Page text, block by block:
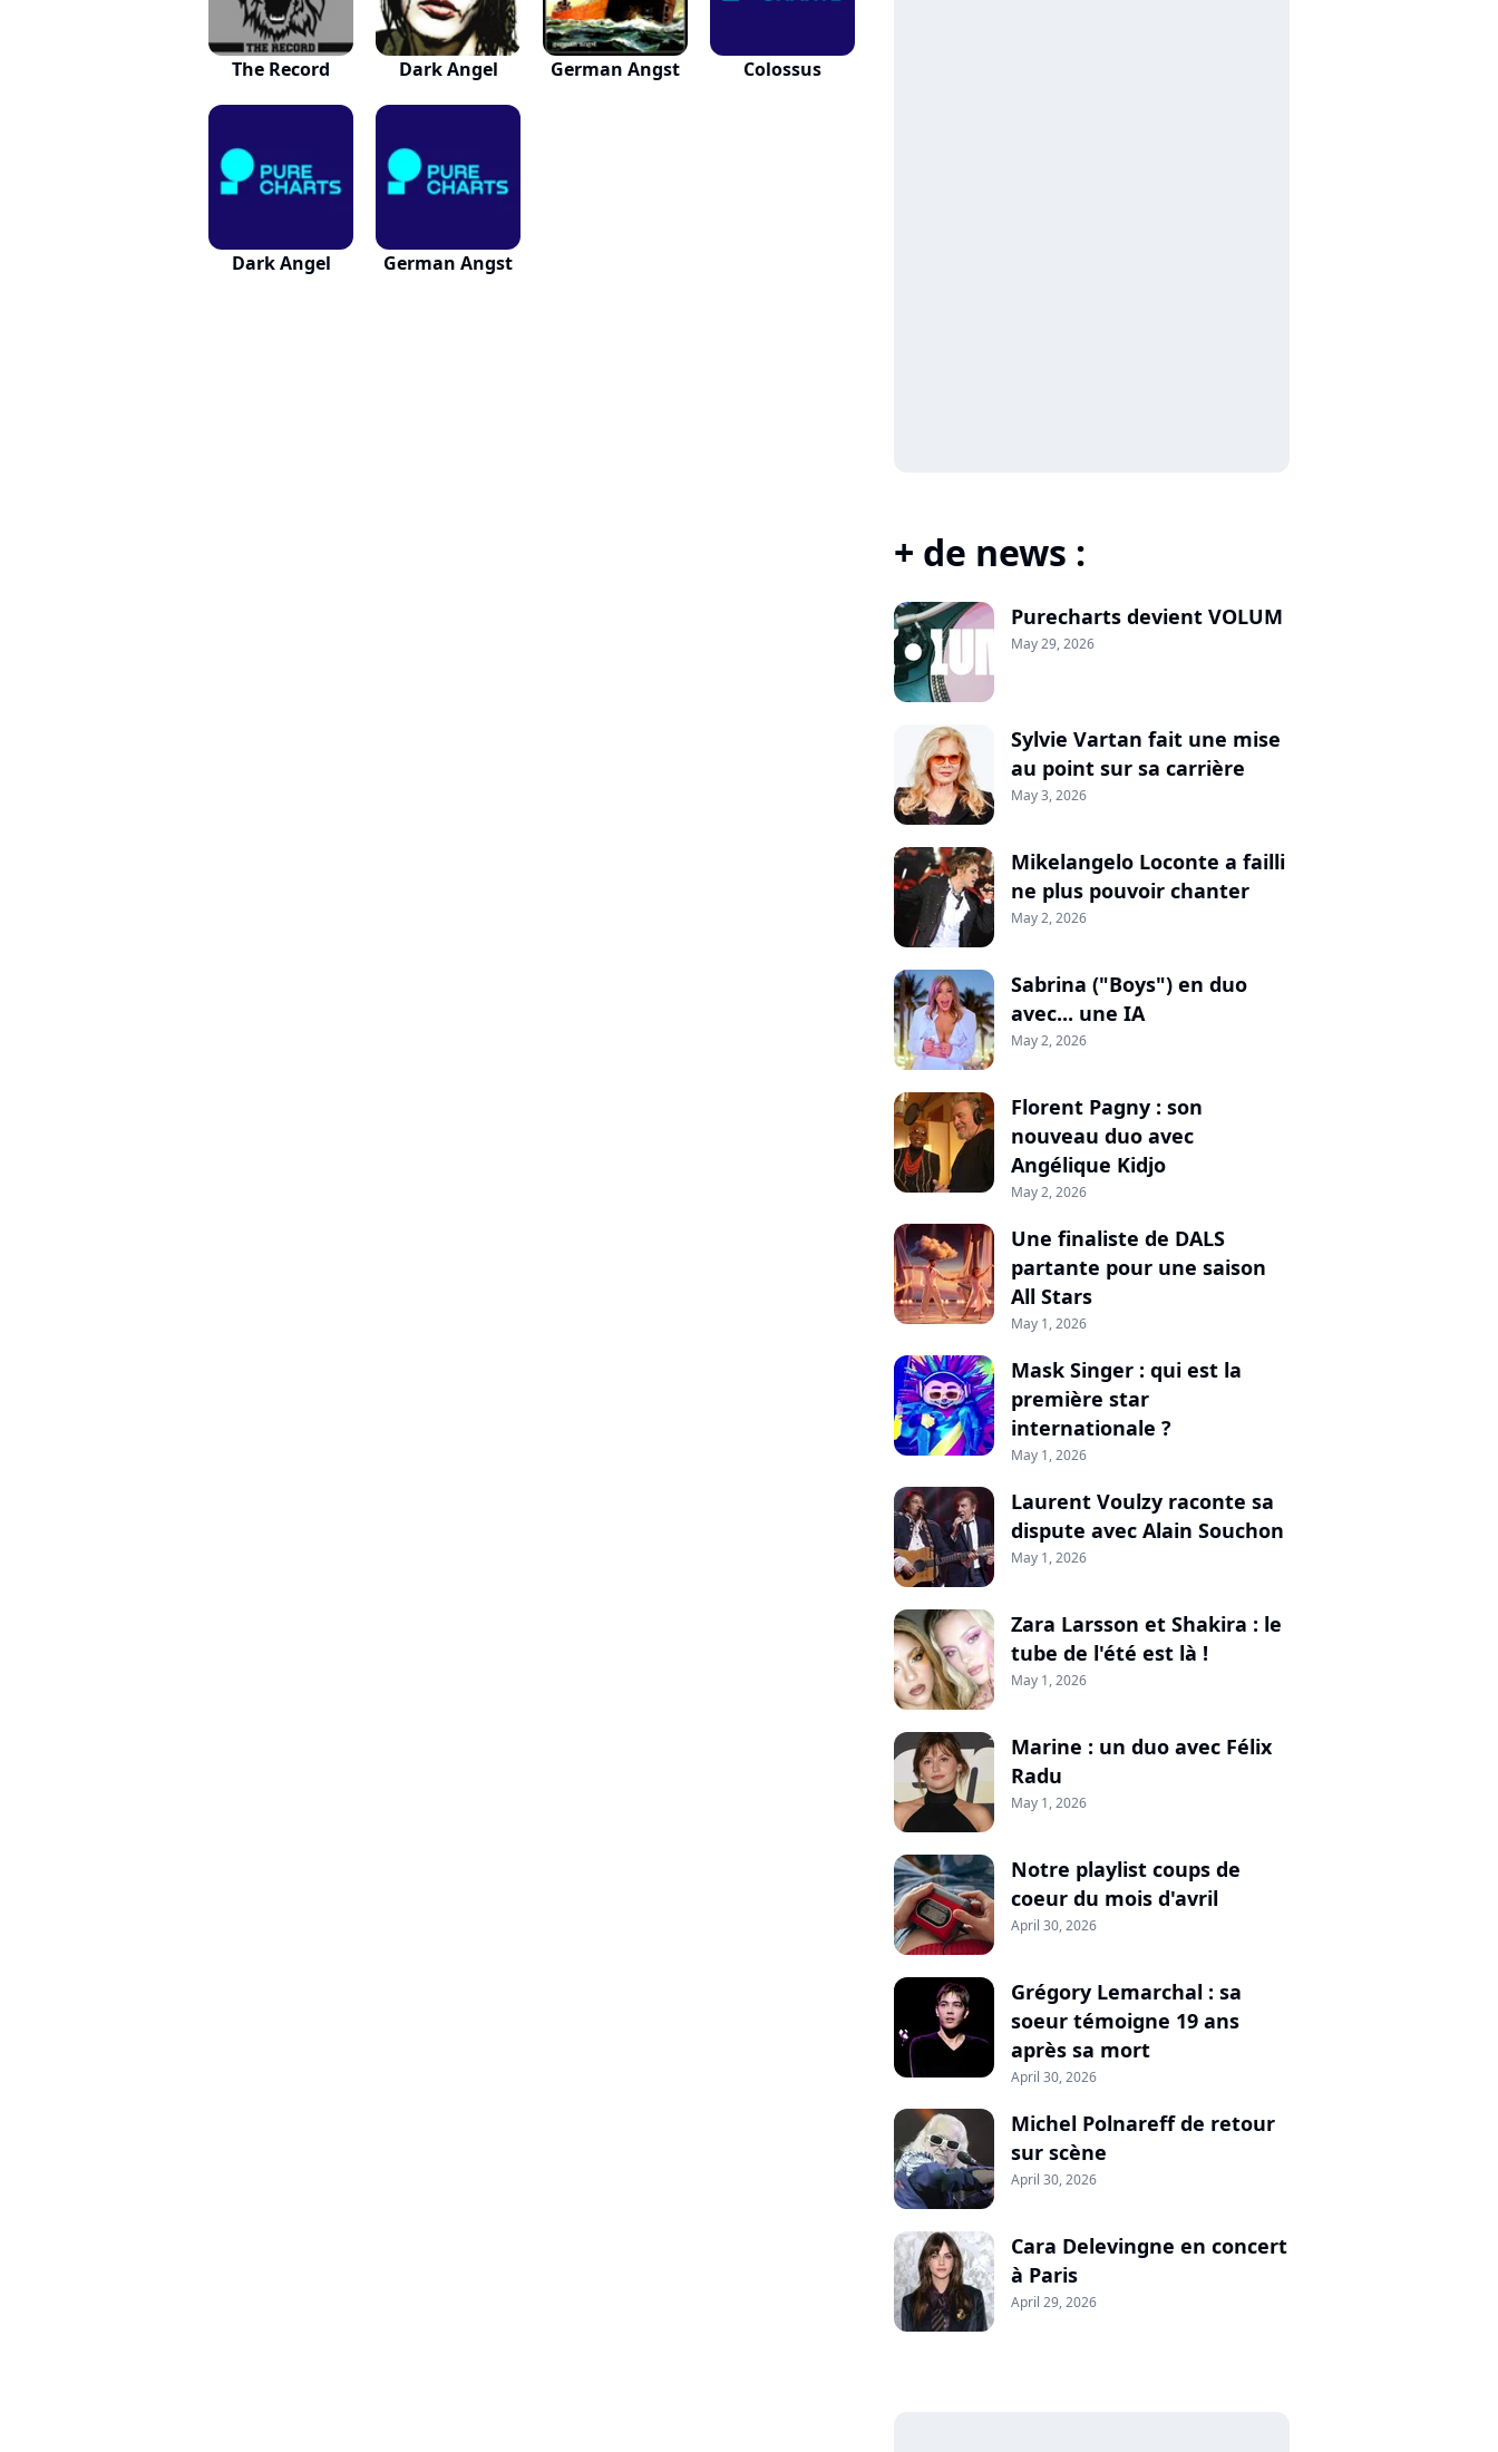
The Record Dark Angel German Angst Colossus
Dark Angel German Angst
+ de news :
Purecharts devient VOLUM
May 29, 2026
Sylvie Vartan fait une mise
au point sur sa carrière
May 3, 2026
Mikelangelo Loconte a failli
ne plus pouvoir chanter
May 2, 2026
Sabrina ("Boys") en duo
avec... une IA
May 2, 2026
Florent Pagny : son
nouveau duo avec
Angélique Kidjo
May 2, 2026
Une finaliste de DALS
partante pour une saison
All Stars
May 1, 2026
Mask Singer : qui est la
première star
internationale ?
May 1, 2026
Laurent Voulzy raconte sa
dispute avec Alain Souchon
May 1, 2026
Zara Larsson et Shakira : le
tube de l'été est là !
May 1, 2026
Marine : un duo avec Félix
Radu
May 1, 2026
Notre playlist coups de
coeur du mois d'avril
April 30, 2026
Grégory Lemarchal : sa
soeur témoigne 19 ans
après sa mort
April 30, 2026
Michel Polnareff de retour
sur scène
April 30, 2026
Cara Delevingne en concert
à Paris
April 29, 2026